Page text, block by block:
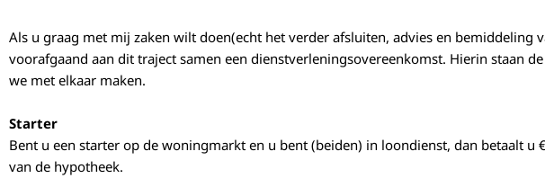
Als u graag met mij zaken wilt doen(echt het verder afsluiten, advies en bemiddeling
voorafgaand aan dit traject samen een dienstverleningsovereenkomst. Hierin staan
we met elkaar maken.
Starter
Bent u een starter op de woningmarkt en u bent (beiden) in loondienst, dan betaalt u
van de hypotheek.